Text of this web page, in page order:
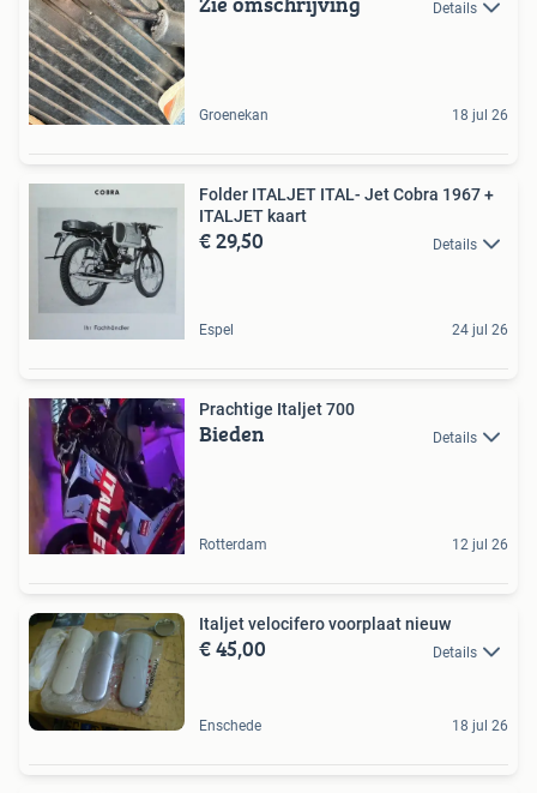
Details
Groenekan 18 jul 26
Folder ITALJET ITAL- Jet Cobra 1967 +
ITALJET kaart
€ 29,50 Details
Espel 24 jul 26
Prachtige Italjet 700
Bieden Details
Rotterdam 12 jul 26
Italjet velocifero voorplaat nieuw
€ 45,00 Details
Enschede 18 jul 26